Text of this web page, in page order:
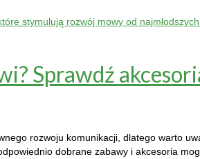
Sprawdź
rozwoju komunikacji, dlatego warto
dobrane zabawy i akcesoria